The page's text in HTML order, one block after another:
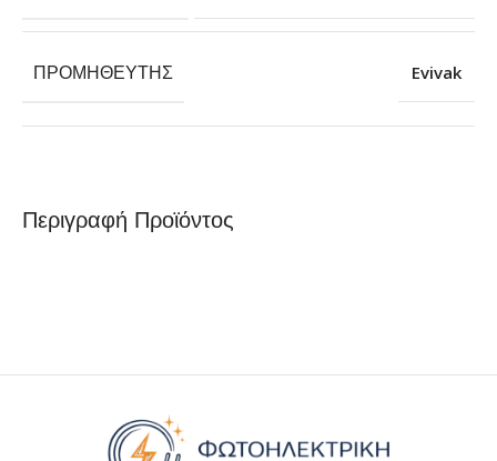
Περιγραφή Προϊόντος
ΠΡΟΜΗΘΕΥΤΉΣ Evivak